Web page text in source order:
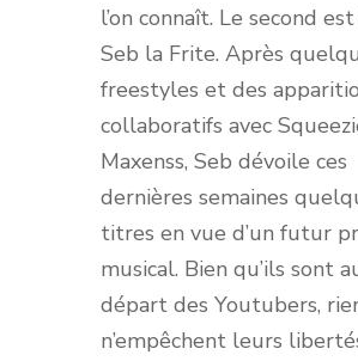
l’on connaît. Le second
Seb la Frite. Après
freestyles et des
collaboratifs avec
Maxenss, Seb dévoile ces
dernières semaines
titres en vue d’un futur
musical. Bien qu’ils sont
départ des Youtubers,
n’empêchent leurs